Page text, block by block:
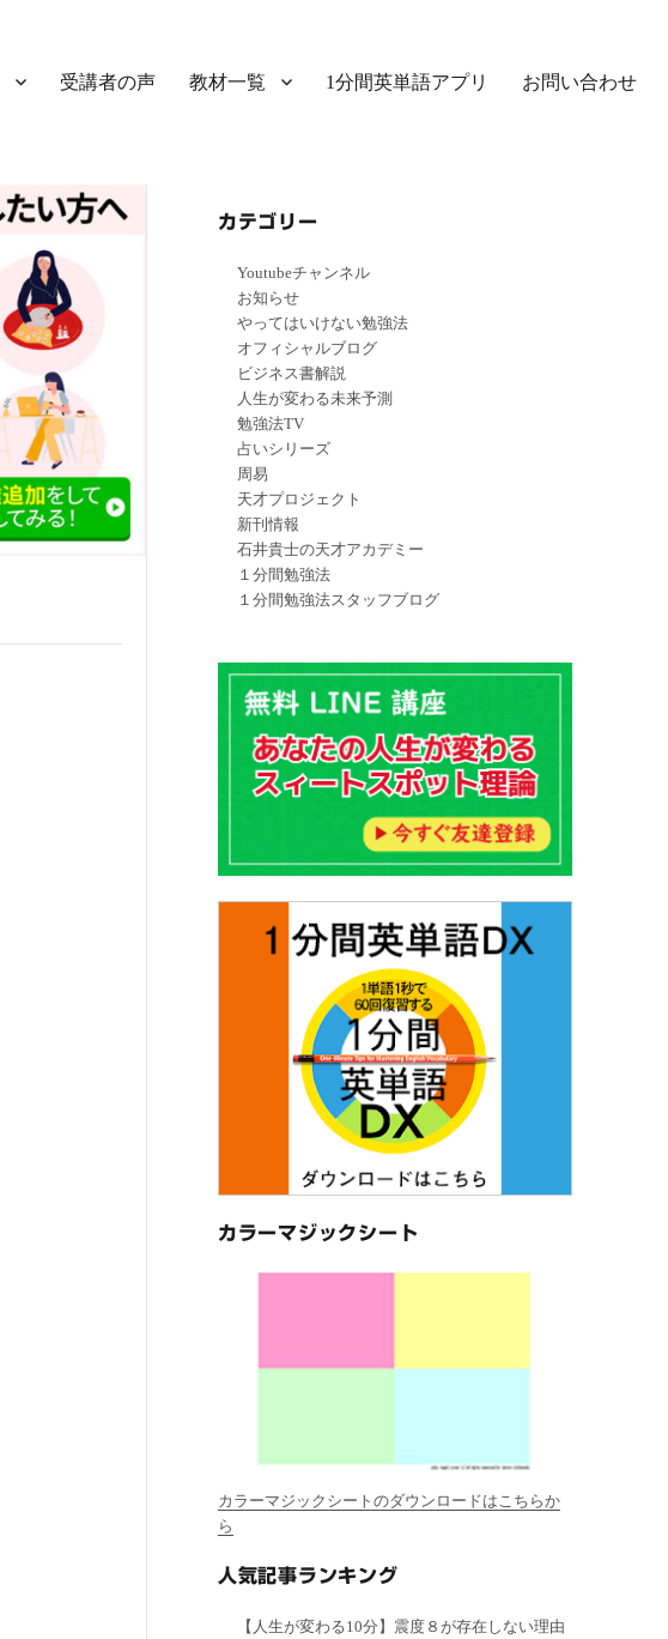
受講者の声 教材一覧 1分間英単語アプリ お問い合わせ
カテゴリー
Youtubeチャンネル
お知らせ
やってはいけない勉強法
オフィシャルブログ
ビジネス書解説
人生が変わる未来予測
勉強法TV
占いシリーズ
周易
天才プロジェクト
新刊情報
石井貴士の天才アカデミー
１分間勉強法
１分間勉強法スタッフブログ
カラーマジックシート
カラーマジックシートのダウンロードはこちらか
ら
人気記事ランキング
【人生が変わる10分】震度８が存在しない理由